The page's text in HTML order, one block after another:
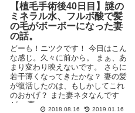
【植毛手術後40日目】謎の
ミネラル水、フルボ酸で髪
の毛がボーボーになった妻
の話。
どーも！ニツクです！ 今日はこん
な感じ。久々に前から。 まぁ、あ
まり変わり映えないです。 さらに
若干薄くなってきたかな？ 妻の髪
が復活したのは、もしかしてこれ
のおかげ？ また妻ネタなんです
が、 妻...
2018.08.16 2019.01.16